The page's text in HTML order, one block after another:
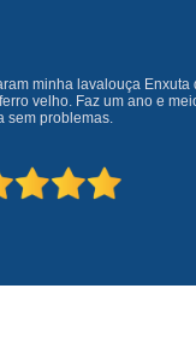
mercado que sempre
garantia de todos o